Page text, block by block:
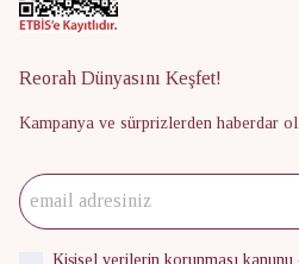
Reorah Dünyasını Keşfet!
Kampanya ve sürprizlerden haberdar ol.
Kişisel verilerin korunması kanunu